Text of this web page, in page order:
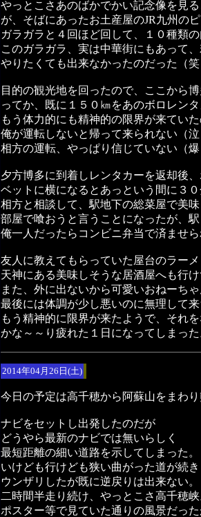
やっとこさあのばかでかい記念像を見
が、そばにあったお土産屋のJR九州の
ガラガラと４回ほど回して、１０種類
このガラガラ、実は中華街にもあって
やりたくても出来なかったのだった（
目的の観光地を回ったので、ここから
ってか、既に１５０㎞をあのボロレン
もう体力的にも精神的の限界が来てい
俺が運転しないと帰って来られない（
相方の運転、やっぱり信じていない（
夕方博多に到着しレンタカーを返却後
ベットに横になるとあっという間に３
相方と相談して、駅地下の総菜屋で美
部屋で喰おうと言うことになったが、
俺一人だったらコンビニ弁当で済ませ
友人に教えてもらっていた屋台のラー
天神にある美味しそうな居酒屋へも行
また、外に出ないから可愛いおねーち
最後には体調が少し悪いのに無理して
もう精神的に限界が来たようで、それ
かな～～り疲れた１日になってしまっ
2014年04月26日(土)
今日の予定は高千穂から阿蘇山をまわ
ナビをセットし出発したのだが
どうやら最新のナビでは無いらしく
最短距離の細い道路を示してしまった。
いけども行けども狭い曲がった道が続き
ウンザリしたが既に逆戻りは出来ない。
二時間半走り続け、やっとこさ高千穂
ポスター等で見ていた通りの風景だっ